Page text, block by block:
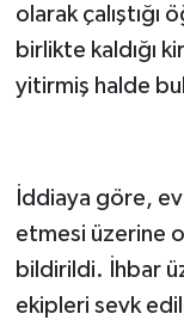
olarak çalıştığı
birlikte kaldığı
yitirmiş halde
İddiaya göre, ev
etmesi üzerine
bildirildi. İhbar
ekipleri sevk